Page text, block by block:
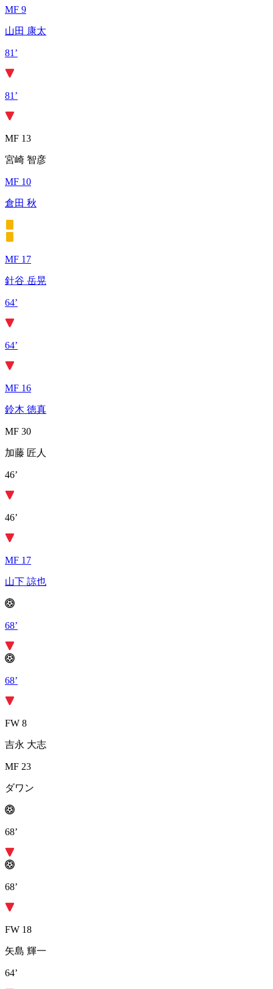
MF 9
山田 康太
81’
81’
MF 13
宮崎 智彦
MF 10
倉田 秋
MF 17
針谷 岳晃
64’
64’
MF 16
鈴木 徳真
MF 30
加藤 匠人
46’
46’
MF 17
山下 諒也
68’
68’
FW 8
吉永 大志
MF 23
ダワン
68’
68’
FW 18
矢島 輝一
64’